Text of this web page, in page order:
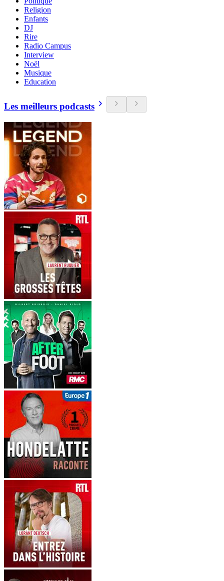
Religion
Enfants
DJ
Rire
Radio Campus
Interview
Noël
Musique
Education
Les meilleurs podcasts